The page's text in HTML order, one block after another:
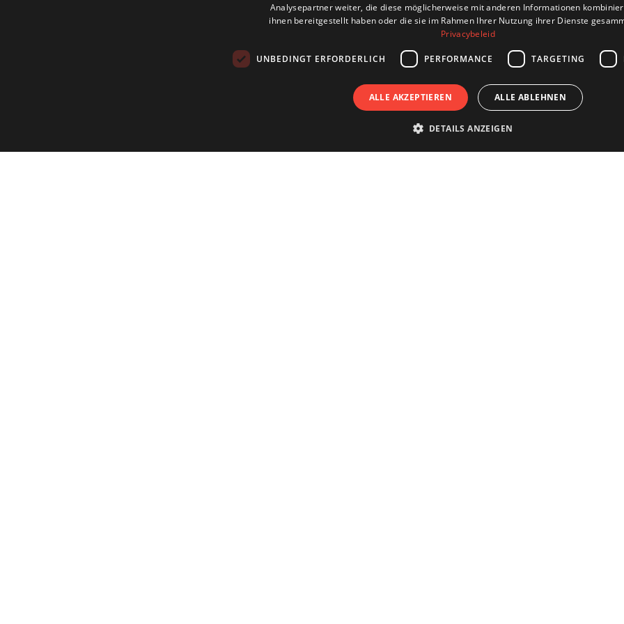
Analysepartner weiter, die diese möglicherweise mit anderen Informationen
ihnen bereitgestellt haben oder die sie im Rahmen Ihrer Nutzung ihrer Dienste
Privacybeleid
UNBEDINGT ERFORDERLICH PERFORMANCE TARGETING
ALLE AKZEPTIEREN ALLE ABLEHNEN
DETAILS ANZEIGEN